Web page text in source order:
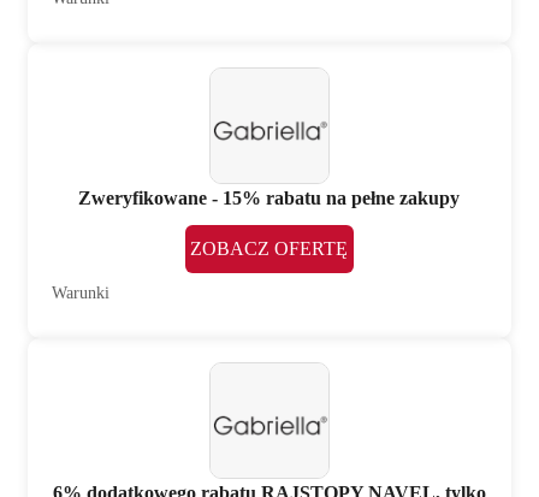
Zweryfikowane - 15% rabatu na pełne zakupy
ZOBACZ OFERTĘ
Warunki